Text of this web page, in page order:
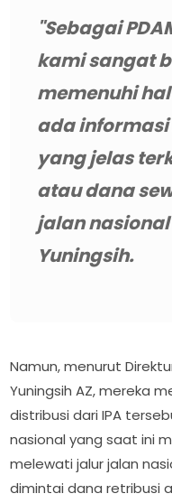
"Sebagai
kami sangat
memenuhi
ada
yang jelas
atau dana
jalan
Yuningsih.
Namun, menurut
Yuningsih AZ, mereka
distribusi dari IPA
nasional yang saat ini
melewati jalur jalan
dimintai dana retribusi